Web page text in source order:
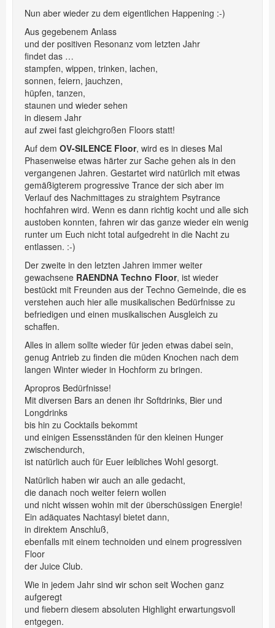
Nun aber wieder zu dem eigentlichen Happening :-)
Aus gegebenem Anlass
und der positiven Resonanz vom letzten Jahr
findet das …
stampfen, wippen, trinken, lachen,
sonnen, feiern, jauchzen,
hüpfen, tanzen,
staunen und wieder sehen
in diesem Jahr
auf zwei fast gleichgroßen Floors statt!
Auf dem OV-SILENCE Floor, wird es in dieses Mal
Phasenweise etwas härter zur Sache gehen als in den
vergangenen Jahren. Gestartet wird natürlich mit etwas
gemäßigterem progressive Trance der sich aber im
Verlauf des Nachmittages zu straightem Psytrance
hochfahren wird. Wenn es dann richtig kocht und alle sich
austoben konnten, fahren wir das ganze wieder ein wenig
runter um Euch nicht total aufgedreht in die Nacht zu
entlassen. :-)
Der zweite in den letzten Jahren immer weiter
gewachsene RAENDNA Techno Floor, ist wieder
bestückt mit Freunden aus der Techno Gemeinde, die es
verstehen auch hier alle musikalischen Bedürfnisse zu
befriedigen und einen musikalischen Ausgleich zu
schaffen.
Alles in allem sollte wieder für jeden etwas dabei sein,
genug Antrieb zu finden die müden Knochen nach dem
langen Winter wieder in Hochform zu bringen.
Apropros Bedürfnisse!
Mit diversen Bars an denen ihr Softdrinks, Bier und
Longdrinks
bis hin zu Cocktails bekommt
und einigen Essensständen für den kleinen Hunger
zwischendurch,
ist natürlich auch für Euer leibliches Wohl gesorgt.
Natürlich haben wir auch an alle gedacht,
die danach noch weiter feiern wollen
und nicht wissen wohin mit der überschüssigen Energie!
Ein adäquates Nachtasyl bietet dann,
in direktem Anschluß,
ebenfalls mit einem technoiden und einem progressiven
Floor
der Juice Club.
Wie in jedem Jahr sind wir schon seit Wochen ganz
aufgeregt
und fiebern diesem absoluten Highlight erwartungsvoll
entgegen.